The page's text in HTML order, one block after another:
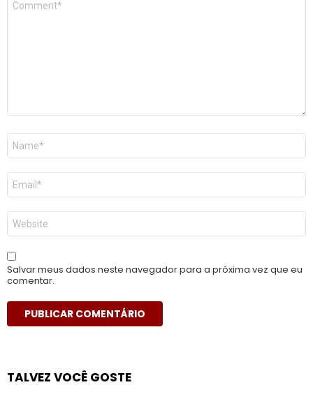
Nome
E-
mail
*
Site
Salvar meus dados neste navegador para a próxima vez que eu
comentar.
TALVEZ VOCÊ GOSTE